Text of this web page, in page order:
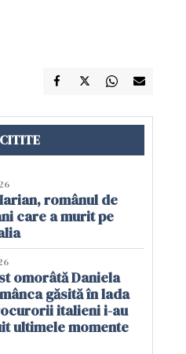
românul de
care a murit pe
omorâtă Daniela
găsită în lada
italieni i-au
ultimele momente